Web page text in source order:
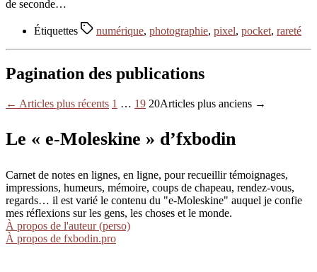
de seconde…
Étiquettes numérique, photographie, pixel, pocket, rareté
Pagination des publications
← Articles plus récents 1 … 19 20Articles plus anciens →
Le « e-Moleskine » d’fxbodin
Carnet de notes en lignes, en ligne, pour recueillir témoignages,
impressions, humeurs, mémoire, coups de chapeau, rendez-vous,
regards… il est varié le contenu du "e-Moleskine" auquel je confie
mes réflexions sur les gens, les choses et le monde.
À propos de l'auteur (perso)
À propos de fxbodin.pro